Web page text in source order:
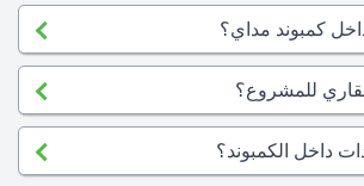
كمبوند مداي؟
للمشروع؟
داخل الكمبوند؟